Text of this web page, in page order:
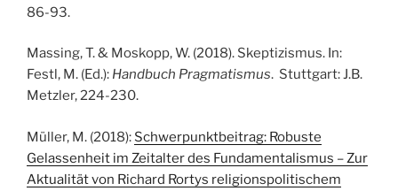
86-93.
Massing, T. & Moskopp, W. (2018). Skeptizismus. In:
Festl, M. (Ed.): Handbuch Pragmatismus. Stuttgart: J.B.
Metzler, 224-230.
Müller, M. (2018): Schwerpunktbeitrag: Robuste
Gelassenheit im Zeitalter des Fundamentalismus – Zur
Aktualität von Richard Rortys religionspolitischem